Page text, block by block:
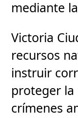
mediante
Victoria
recursos
instruir
proteger la
crímenes